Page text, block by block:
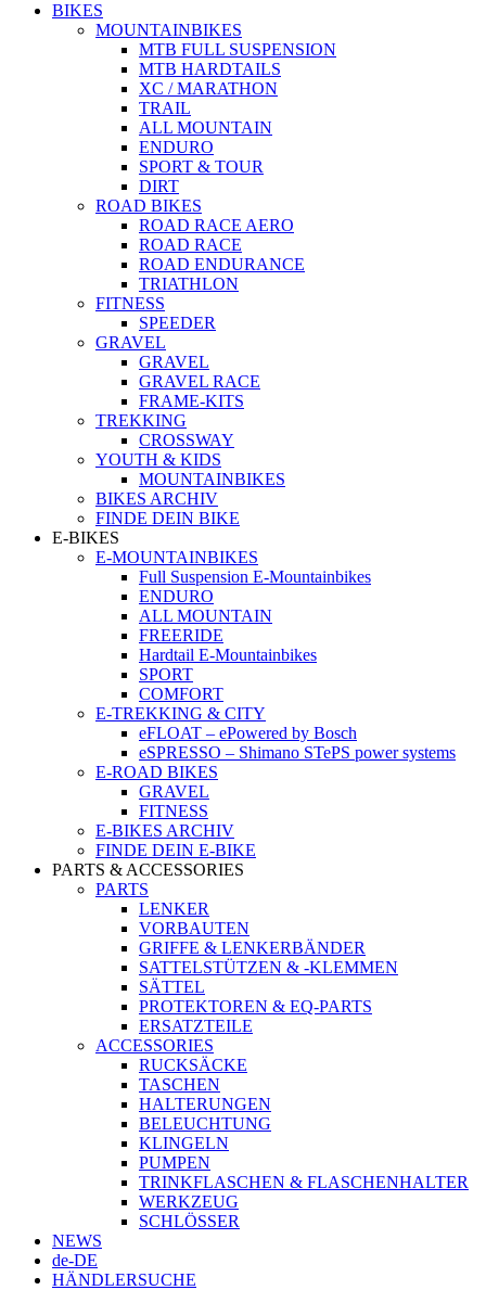
BIKES
MOUNTAINBIKES
MTB FULL SUSPENSION
MTB HARDTAILS
XC / MARATHON
TRAIL
ALL MOUNTAIN
ENDURO
SPORT & TOUR
DIRT
ROAD BIKES
ROAD RACE AERO
ROAD RACE
ROAD ENDURANCE
TRIATHLON
FITNESS
SPEEDER
GRAVEL
GRAVEL
GRAVEL RACE
FRAME-KITS
TREKKING
CROSSWAY
YOUTH & KIDS
MOUNTAINBIKES
BIKES ARCHIV
FINDE DEIN BIKE
E-BIKES
E-MOUNTAINBIKES
Full Suspension E-Mountainbikes
ENDURO
ALL MOUNTAIN
FREERIDE
Hardtail E-Mountainbikes
SPORT
COMFORT
E-TREKKING & CITY
eFLOAT – ePowered by Bosch
eSPRESSO – Shimano STePS power systems
E-ROAD BIKES
GRAVEL
FITNESS
E-BIKES ARCHIV
FINDE DEIN E-BIKE
PARTS & ACCESSORIES
PARTS
LENKER
VORBAUTEN
GRIFFE & LENKERBÄNDER
SATTELSTÜTZEN & -KLEMMEN
SÄTTEL
PROTEKTOREN & EQ-PARTS
ERSATZTEILE
ACCESSORIES
RUCKSÄCKE
TASCHEN
HALTERUNGEN
BELEUCHTUNG
KLINGELN
PUMPEN
TRINKFLASCHEN & FLASCHENHALTER
WERKZEUG
SCHLÖSSER
NEWS
de-DE
HÄNDLERSUCHE